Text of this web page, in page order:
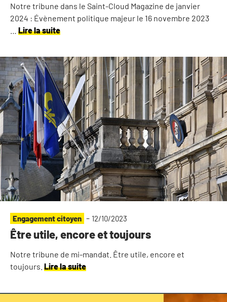
Notre tribune dans le Saint-Cloud Magazine de janvier
2024 : Évènement politique majeur le 16 novembre 2023
Lire la suite
Engagement citoyen - 12/10/2023
Être utile, encore et toujours
Notre tribune de mi-mandat. Être utile, encore et
toujours. Lire la suite